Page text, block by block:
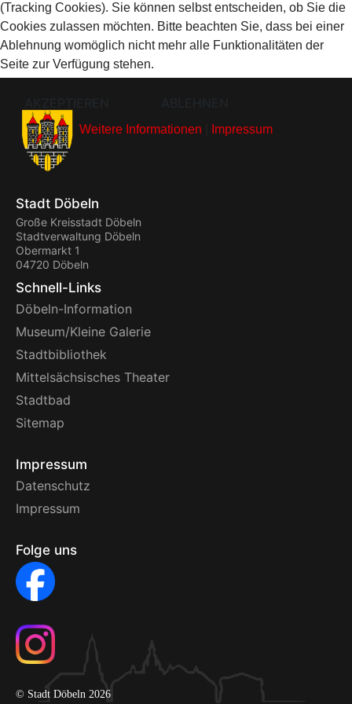
Stadt Döbeln
Große Kreisstadt Döbeln
Stadtverwaltung Döbeln
Obermarkt 1
04720 Döbeln
Schnell-Links
Döbeln-Information
Museum/Kleine Galerie
Stadtbibliothek
Mittelsächsisches Theater
Stadtbad
Sitemap
Impressum
Datenschutz
Impressum
Folge uns
© Stadt Döbeln 2026
(Tracking Cookies). Sie können selbst entscheiden, ob Sie die
Cookies zulassen möchten. Bitte beachten Sie, dass bei einer
Ablehnung womöglich nicht mehr alle Funktionalitäten der
Seite zur Verfügung stehen.
Weitere Informationen Impressum